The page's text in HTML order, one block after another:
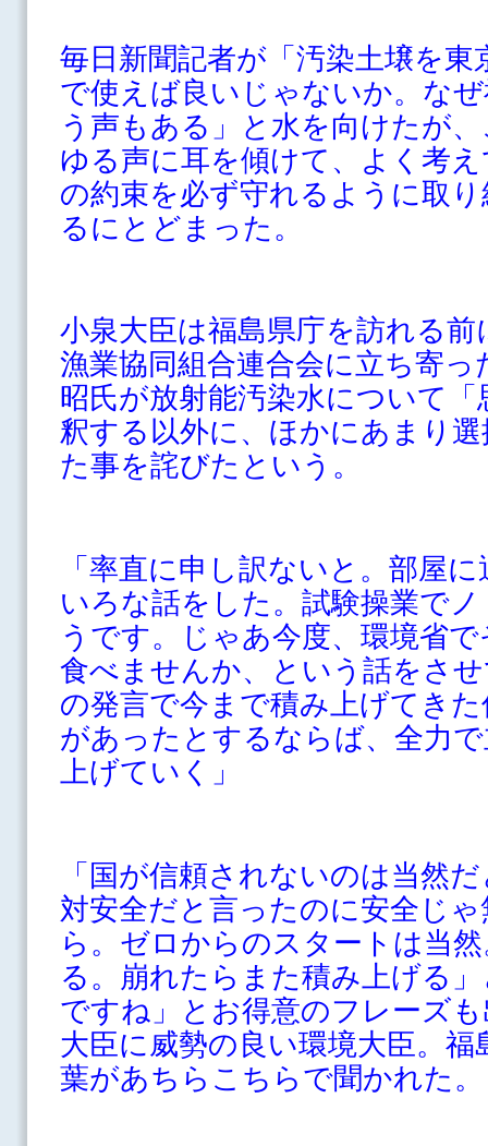
毎日新聞記者が「汚染土壌を東
で使えば良いじゃないか。な
う声もある」と水を向けたが
ゆる声に耳を傾けて、よく考
の約束を必ず守れるように取
るにとどまった。
小泉大臣は福島県庁を訪れる
漁業協同組合連合会に立ち寄
昭氏が放射能汚染水について
釈する以外に、ほかにあまり
た事を詫びたという。
「率直に申し訳ないと。部屋
いろな話をした。試験操業で
うです。じゃあ今度、環境省
食べませんか、という話をさ
の発言で今まで積み上げてき
があったとするならば、全力
上げていく」
「国が信頼されないのは当然
対安全だと言ったのに安全じ
ら。ゼロからのスタートは当
る。崩れたらまた積み上げる
ですね」とお得意のフレーズ
大臣に威勢の良い環境大臣。
葉があちらこちらで聞かれた。